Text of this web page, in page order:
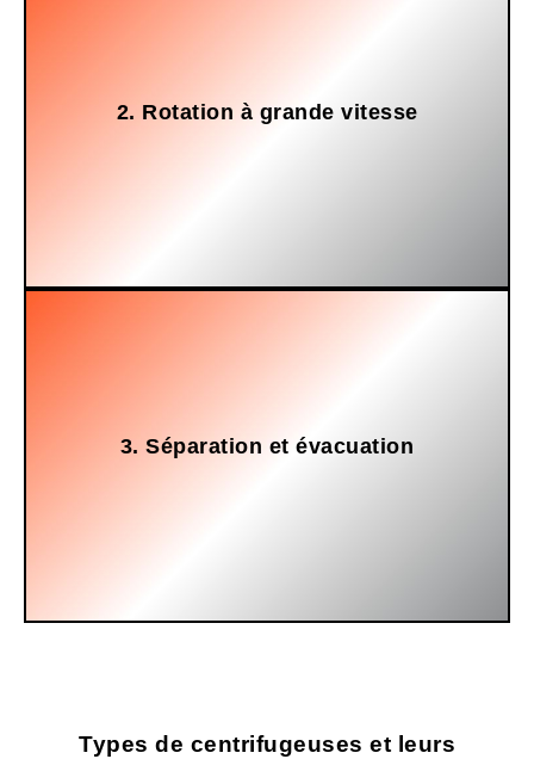
2. Rotation à grande vitesse
centrifuge qui projette le liquide vers les parois perforées
du tambour.
3. Séparation et évacuation
matière solide poursuit son chemin vers l'évacuation
Types de centrifugeuses et leurs